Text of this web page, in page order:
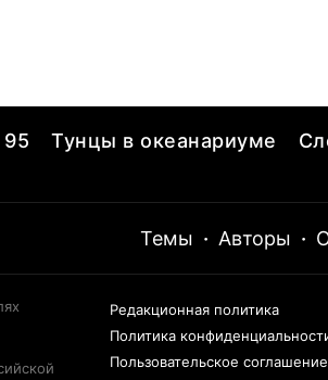
Тунцы в океанариуме
Темы · Авторы ·
Редакционная политика
Политика
Пользовательское соглашение